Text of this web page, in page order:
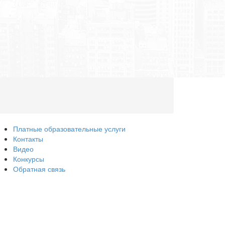
Платные образовательные услуги
Контакты
Видео
Конкурсы
Обратная связь